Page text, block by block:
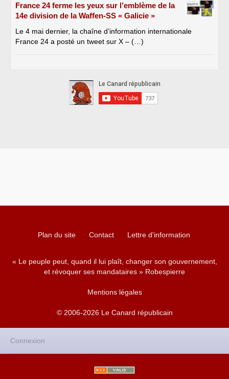
France 24 ferme les yeux sur l’emblème de la
14e division de la Waffen-SS « Galicie »
Le 4 mai dernier, la chaîne d’information internationale
France 24 a posté un tweet sur X – (…)
Plan du site Contact Lettre d'information
« Le peuple peut, quand il lui plaît, changer son gouvernement,
et révoquer ses mandataires » Robespierre
Mentions légales
© 2006-2026 Le Canard républicain
Connexion